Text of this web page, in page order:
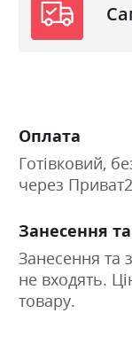
Оплата
Готівковий,
через
Занесення
Занесення та
не входять.
товару.